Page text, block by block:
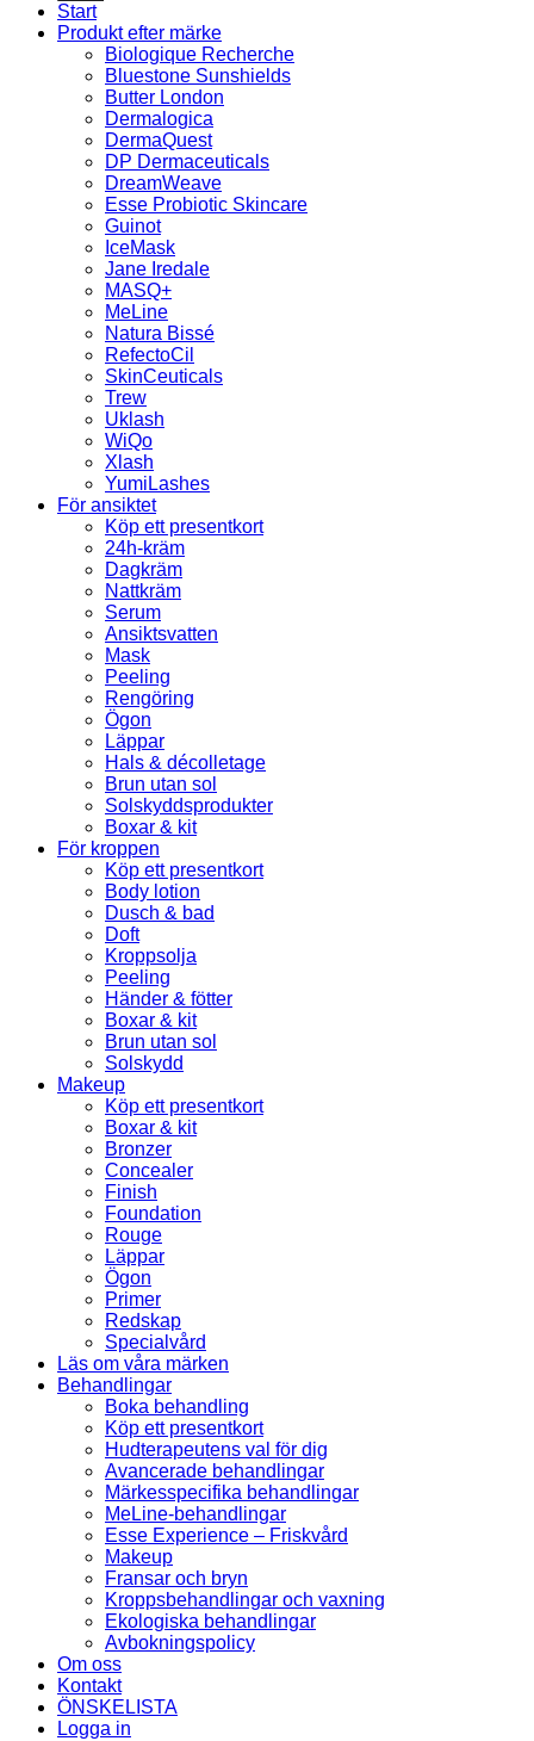
Start
Produkt efter märke
Biologique Recherche
Bluestone Sunshields
Butter London
Dermalogica
DermaQuest
DP Dermaceuticals
DreamWeave
Esse Probiotic Skincare
Guinot
IceMask
Jane Iredale
MASQ+
MeLine
Natura Bissé
RefectoCil
SkinCeuticals
Trew
Uklash
WiQo
Xlash
YumiLashes
För ansiktet
Köp ett presentkort
24h-kräm
Dagkräm
Nattkräm
Serum
Ansiktsvatten
Mask
Peeling
Rengöring
Ögon
Läppar
Hals & décolletage
Brun utan sol
Solskyddsprodukter
Boxar & kit
För kroppen
Köp ett presentkort
Body lotion
Dusch & bad
Doft
Kroppsolja
Peeling
Händer & fötter
Boxar & kit
Brun utan sol
Solskydd
Makeup
Köp ett presentkort
Boxar & kit
Bronzer
Concealer
Finish
Foundation
Rouge
Läppar
Ögon
Primer
Redskap
Specialvård
Läs om våra märken
Behandlingar
Boka behandling
Köp ett presentkort
Hudterapeutens val för dig
Avancerade behandlingar
Märkesspecifika behandlingar
MeLine-behandlingar
Esse Experience – Friskvård
Makeup
Fransar och bryn
Kroppsbehandlingar och vaxning
Ekologiska behandlingar
Avbokningspolicy
Om oss
Kontakt
ÖNSKELISTA
Logga in